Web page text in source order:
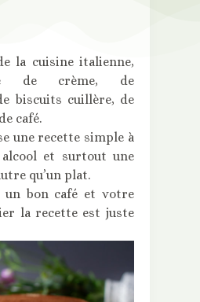
la cuisine italienne,
de crème, de
biscuits cuillère, de
café.
une recette simple à
alcool et surtout une
qu’un plat.
un bon café et votre
la recette est juste